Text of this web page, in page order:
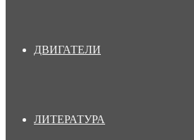
ДВИГАТЕЛИ
ЛИТЕРАТУРА